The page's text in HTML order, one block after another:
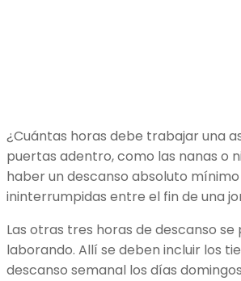
¿Cuántas horas debe trabajar una
puertas adentro, como las nanas o
haber un descanso absoluto
ininterrumpidas entre el fin de una
Las otras tres horas de descanso
laborando. Allí se deben incluir los
descanso semanal los días